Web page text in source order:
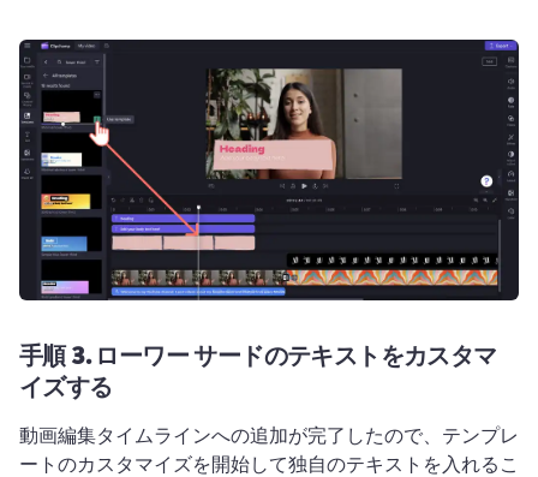
手順 3.ローワー サードのテキストをカスタマ
イズする
動画編集タイムラインへの追加が完了したので、テンプレ
ートのカスタマイズを開始して独自のテキストを入れるこ